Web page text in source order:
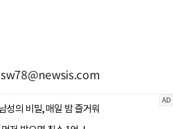
sw78@newsis.com